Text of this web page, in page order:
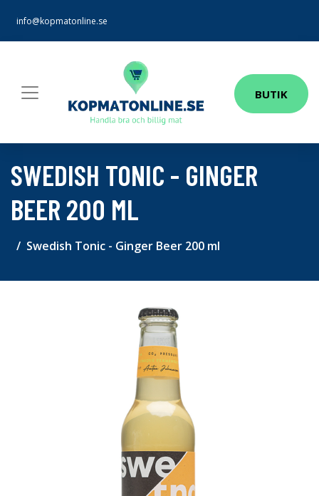
info@kopmatonline.se
BUTIK
SWEDISH TONIC - GINGER
BEER 200 ML
Swedish Tonic - Ginger Beer 200 ml